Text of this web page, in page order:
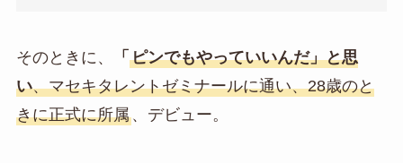
そのときに、 「 ピンでもやっていいんだ」と思
い、マセキタレントゼミナールに通い、28歳のと
きに正式に所属、デビュー。